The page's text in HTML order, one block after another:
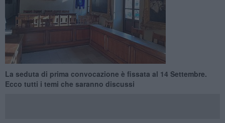
La seduta di prima convocazione è fissata al 14 Settembre.
Ecco tutti i temi che saranno discussi